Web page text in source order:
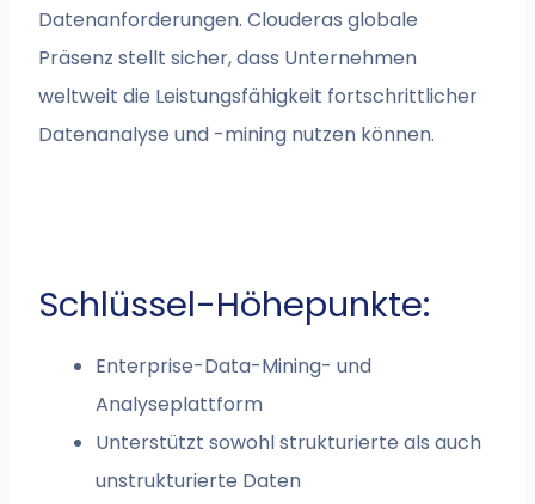
Datenanforderungen. Clouderas globale
Präsenz stellt sicher, dass Unternehmen
weltweit die Leistungsfähigkeit fortschrittlicher
Datenanalyse und -mining nutzen können.
Schlüssel-Höhepunkte:
Enterprise-Data-Mining- und
Analyseplattform
Unterstützt sowohl strukturierte als auch
unstrukturierte Daten